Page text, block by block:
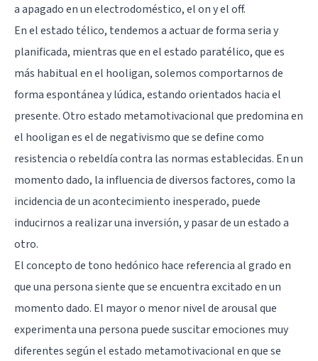
a apagado en un electrodoméstico, el on y el off.
En el estado télico, tendemos a actuar de forma seria y
planificada, mientras que en el estado paratélico, que es
más habitual en el hooligan, solemos comportarnos de
forma espontánea y lúdica, estando orientados hacia el
presente. Otro estado metamotivacional que predomina en
el hooligan es el de negativismo que se define como
resistencia o rebeldía contra las normas establecidas. En un
momento dado, la influencia de diversos factores, como la
incidencia de un acontecimiento inesperado, puede
inducirnos a realizar una inversión, y pasar de un estado a
otro.
El concepto de tono hedónico hace referencia al grado en
que una persona siente que se encuentra excitado en un
momento dado. El mayor o menor nivel de arousal que
experimenta una persona puede suscitar emociones muy
diferentes según el estado metamotivacional en que se